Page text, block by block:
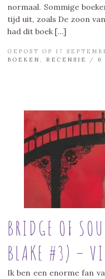
normaal. Sommige
tijd uit, zoals De zoon
had dit boek […]
GEPOST OP 17
BOEKEN
RECENSIE / 0
BRIDGE OF
BLAKE #3) –
Ik ben een enorme fan